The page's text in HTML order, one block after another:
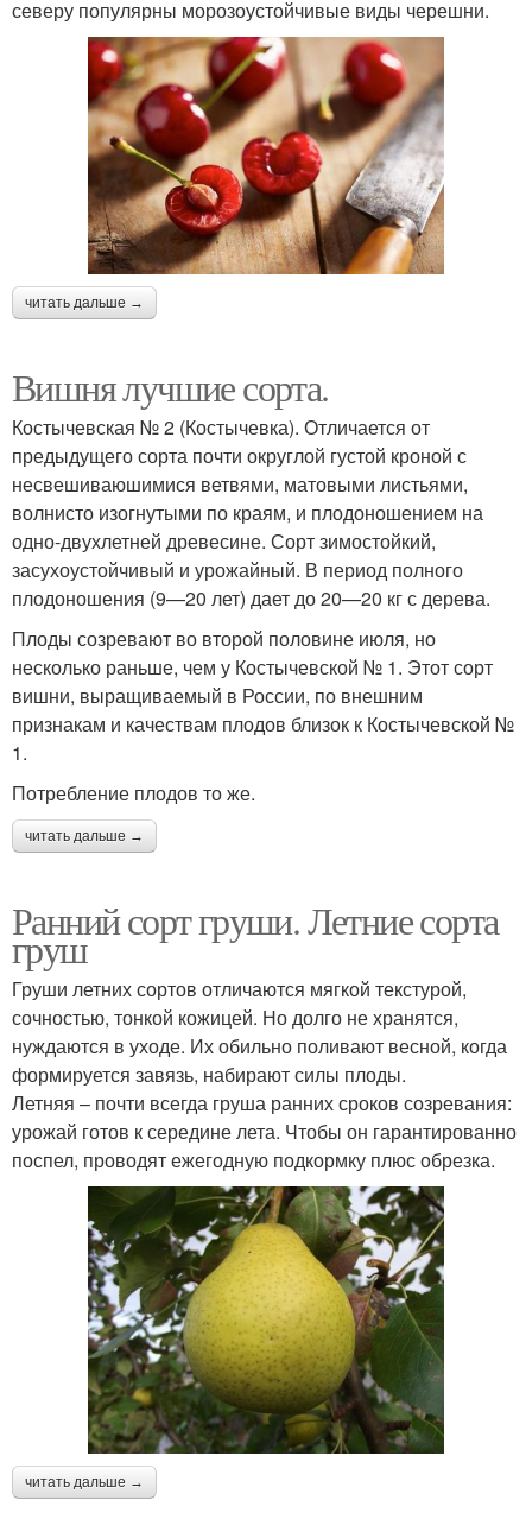
северу популярны морозоустойчивые виды черешни.
читать дальше →
Вишня лучшие сорта.
Костычевская № 2 (Костычевка). Отличается от
предыдущего сорта почти округлой густой кроной с
несвешиваюшимися ветвями, матовыми листьями,
волнисто изогнутыми по краям, и плодоношением на
одно-двухлетней древесине. Сорт зимостойкий,
засухоустойчивый и урожайный. В период полного
плодоношения (9—20 лет) дает до 20—20 кг с дерева.
Плоды созревают во второй половине июля, но
несколько раньше, чем у Костычевской № 1. Этот сорт
вишни, выращиваемый в России, по внешним
признакам и качествам плодов близок к Костычевской №
1.
Потребление плодов то же.
читать дальше →
Ранний сорт груши. Летние сорта
груш
Груши летних сортов отличаются мягкой текстурой,
сочностью, тонкой кожицей. Но долго не хранятся,
нуждаются в уходе. Их обильно поливают весной, когда
формируется завязь, набирают силы плоды.
Летняя – почти всегда груша ранних сроков созревания:
урожай готов к середине лета. Чтобы он гарантированно
поспел, проводят ежегодную подкормку плюс обрезка.
читать дальше →